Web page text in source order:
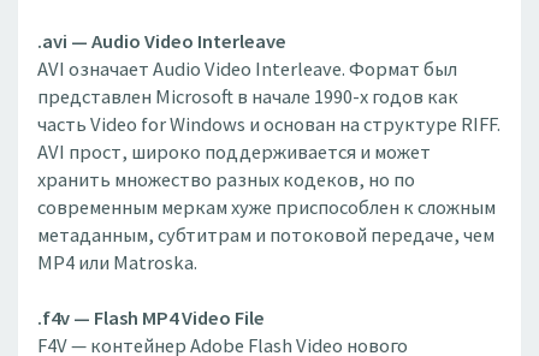
.avi — Audio Video Interleave
AVI означает Audio Video Interleave. Формат был
представлен Microsoft в начале 1990-х годов как
часть Video for Windows и основан на структуре RIFF.
AVI прост, широко поддерживается и может
хранить множество разных кодеков, но по
современным меркам хуже приспособлен к сложным
метаданным, субтитрам и потоковой передаче, чем
MP4 или Matroska.
.f4v — Flash MP4 Video File
F4V — контейнер Adobe Flash Video нового